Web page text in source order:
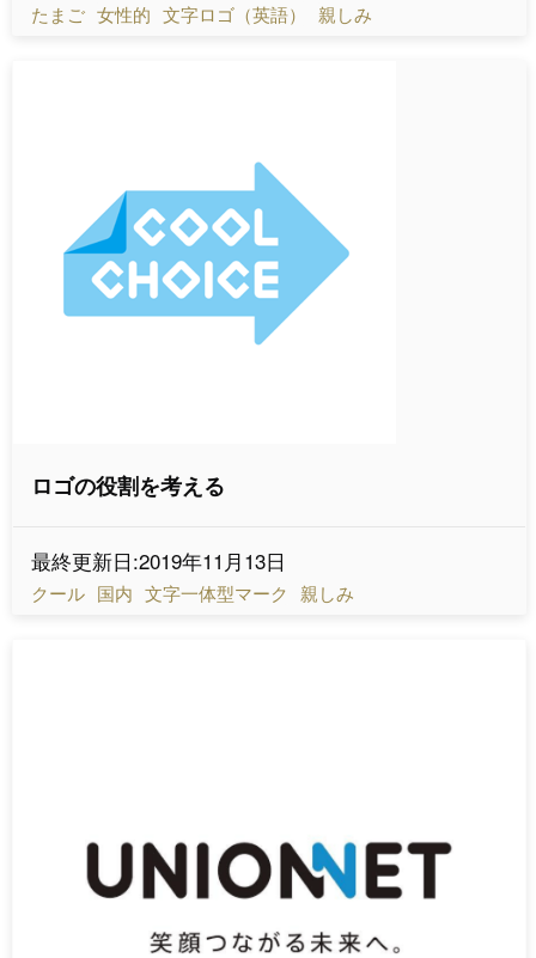
たまご 女性的 文字ロゴ（英語） 親しみ
ロゴの役割を考える
最終更新日:2019年11月13日
クール 国内 文字一体型マーク 親しみ